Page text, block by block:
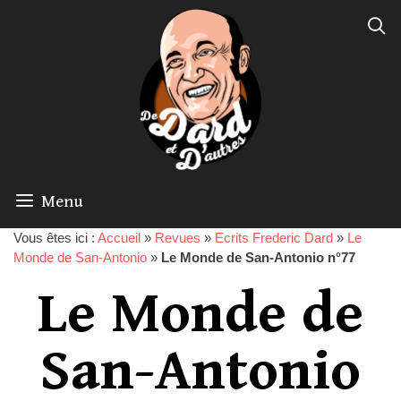
Menu
Vous êtes ici : Accueil » Revues » Ecrits Frederic Dard » Le
Monde de San-Antonio » Le Monde de San-Antonio n°77
Le Monde de
San-Antonio